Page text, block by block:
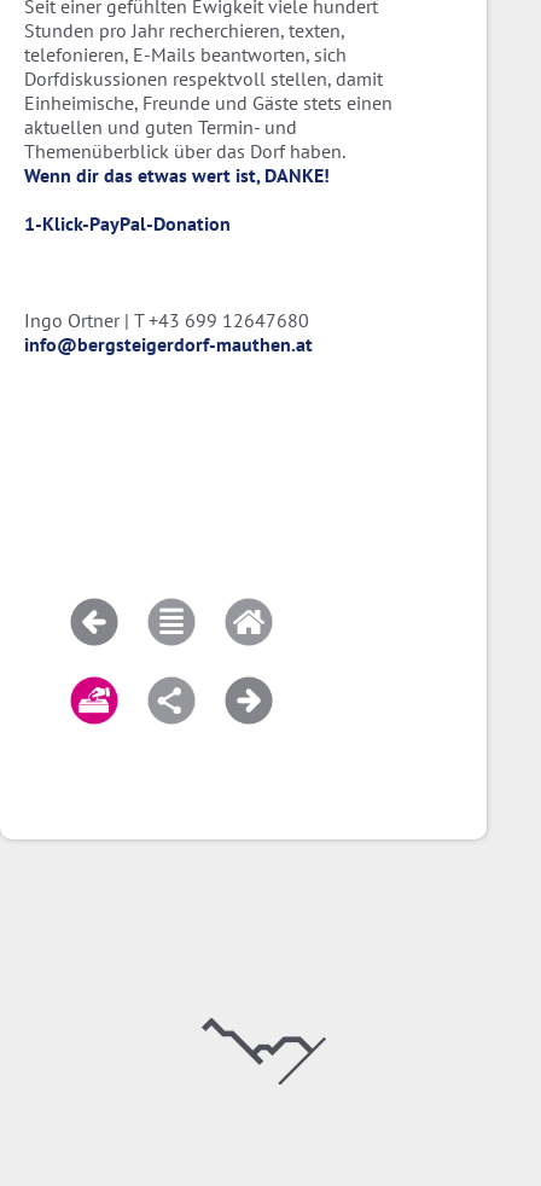
Seit einer gefühlten Ewigkeit viele hundert
Stunden pro Jahr recherchieren, texten,
telefonieren, E-Mails beantworten, sich
Dorfdiskussionen respektvoll stellen, damit
Einheimische, Freunde und Gäste stets einen
aktuellen und guten Termin- und
Themenüberblick über das Dorf haben.
Wenn dir das etwas wert ist, DANKE!
1-Klick-PayPal-Donation
Ingo Ortner | T +43 699 12647680
info@bergsteigerdorf-mauthen.at